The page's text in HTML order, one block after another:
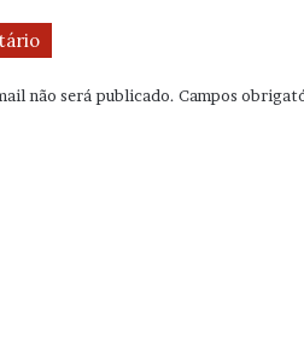
não será publicado. Campos